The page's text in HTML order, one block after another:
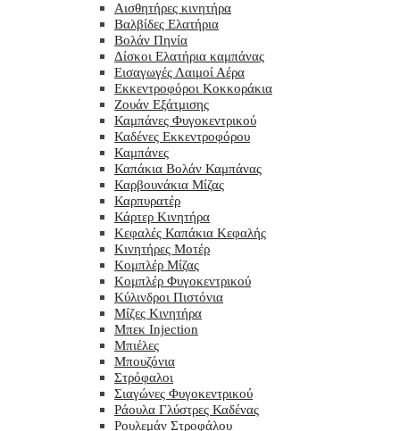
Αισθητήρες κινητήρα
Βαλβίδες Ελατήρια
Βολάν Πηνία
Δίσκοι Ελατήρια καμπάνας
Εισαγωγές Λαιμοί Αέρα
Εκκεντροφόροι Κοκκοράκια
Ζουάν Εξάτμισης
Καμπάνες Φυγοκεντρικού
Καδένες Εκκεντροφόρου
Καμπάνες
Καπάκια Βολάν Καμπάνας
Καρβουνάκια Μίζας
Καρπυρατέρ
Κάρτερ Κινητήρα
Κεφαλές Καπάκια Κεφαλής
Κινητήρες Μοτέρ
Κομπλέρ Μίζας
Κομπλέρ Φυγοκεντρικού
Κύλινδροι Πιστόνια
Μίζες Κινητήρα
Μπεκ Injection
Μπιέλες
Μπουζόνια
Στρόφαλοι
Σιαγώνες Φυγοκεντρικού
Ράουλα Γλύστρες Καδένας
Ρουλεμάν Στροφάλου